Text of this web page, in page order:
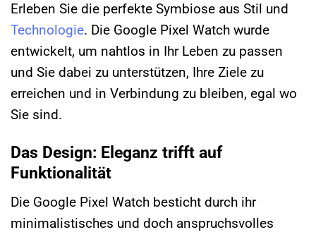
Erleben Sie die perfekte Symbiose aus Stil und
Technologie. Die Google Pixel Watch wurde
entwickelt, um nahtlos in Ihr Leben zu passen
und Sie dabei zu unterstützen, Ihre Ziele zu
erreichen und in Verbindung zu bleiben, egal wo
Sie sind.
Das Design: Eleganz trifft auf
Funktionalität
Die Google Pixel Watch besticht durch ihr
minimalistisches und doch anspruchsvolles